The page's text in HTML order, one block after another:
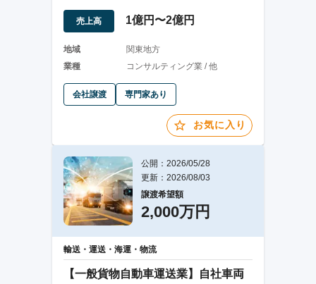
テム開発にも対応
売上高 1億円〜2億円
地域
関東地方
業種
コンサルティング業 / 他
会社譲渡 専門家あり
お気に入り
公開：2026/05/28
更新：2026/08/03
譲渡希望額
2,000万円
輸送・運送・海運・物流
【一般貨物自動車運送業】自社車両